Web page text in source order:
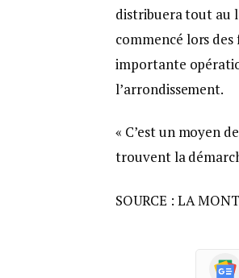
distribuera tout au
commencé lors
importante
l’arrondissement.
« C’est un moyen
trouvent la
SOURCE : LA